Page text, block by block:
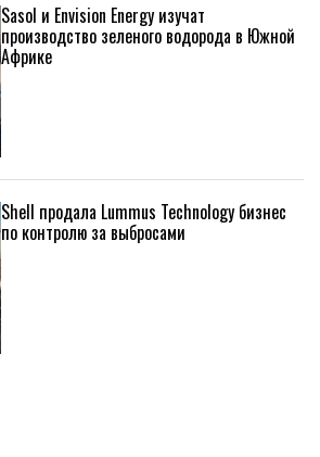
Sasol и Envision Energy изучат
производство зеленого водорода в Южной
Африке
Shell продала Lummus Technology бизнес
по контролю за выбросами